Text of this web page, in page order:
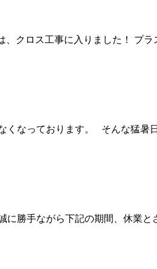
クロス工事に入りました！ プ
くなっております。 そんな猛暑
勝手ながら下記の期間、休業と